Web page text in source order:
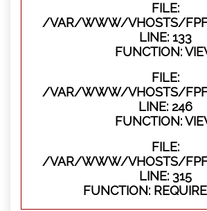
FILE:
/VAR/WWW/VHOSTS/
LINE: 133
FUNCTION:
FILE:
/VAR/WWW/VHOSTS/
LINE: 246
FUNCTION:
FILE:
/VAR/WWW/VHOSTS/
LINE: 315
FUNCTION: